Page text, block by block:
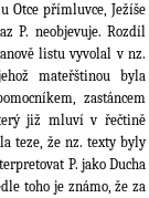
Otce přímluvce, Ježíše
P. neobjevuje. Rozdíl
listu vyvolal v nz.
mateřštinou byla
zastáncem
již mluví v řečtině
teze, že nz. texty byly
P. jako Ducha
toho je známo, že za